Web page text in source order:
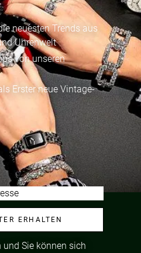
neuesten Trends aus
Uhrenwelt
von unseren
Erster neue Vintage-
ERHALTEN
und Sie können sich